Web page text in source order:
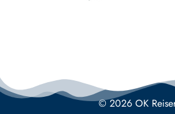
© 2026 OK